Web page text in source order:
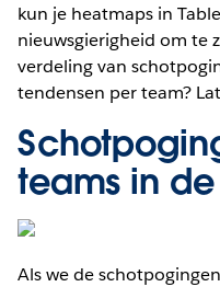
kun je heatmaps in
nieuwsgierigheid om te
verdeling van
tendensen per team?
teams in de
Als we de